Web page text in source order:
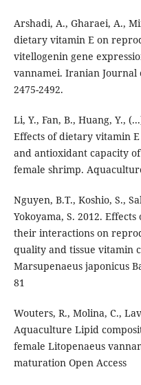
Arshadi, A., Gharaei, A.,
dietary vitamin E on
vitellogenin gene
vannamei. Iranian Journal
2475-2492.
Li, Y., Fan, B., Huang, Y.,
Effects of dietary vitamin
and antioxidant capacity
female shrimp.
Nguyen, B.T., Koshio, S.,
Yokoyama, S. 2012.
their interactions on
quality and tissue vitamin
Marsupenaeus japonicus
81
Wouters, R., Molina, C.,
Aquaculture Lipid
female Litopenaeus
maturation Open Access